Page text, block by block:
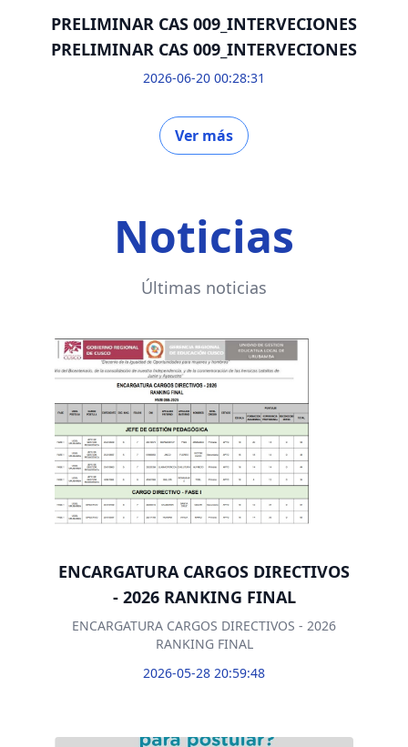
PRELIMINAR CAS 009_INTERVECIONES
PRELIMINAR CAS 009_INTERVECIONES
2026-06-20 00:28:31
Ver más
Noticias
Últimas noticias
ENCARGATURA CARGOS DIRECTIVOS
- 2026 RANKING FINAL
ENCARGATURA CARGOS DIRECTIVOS - 2026
RANKING FINAL
2026-05-28 20:59:48